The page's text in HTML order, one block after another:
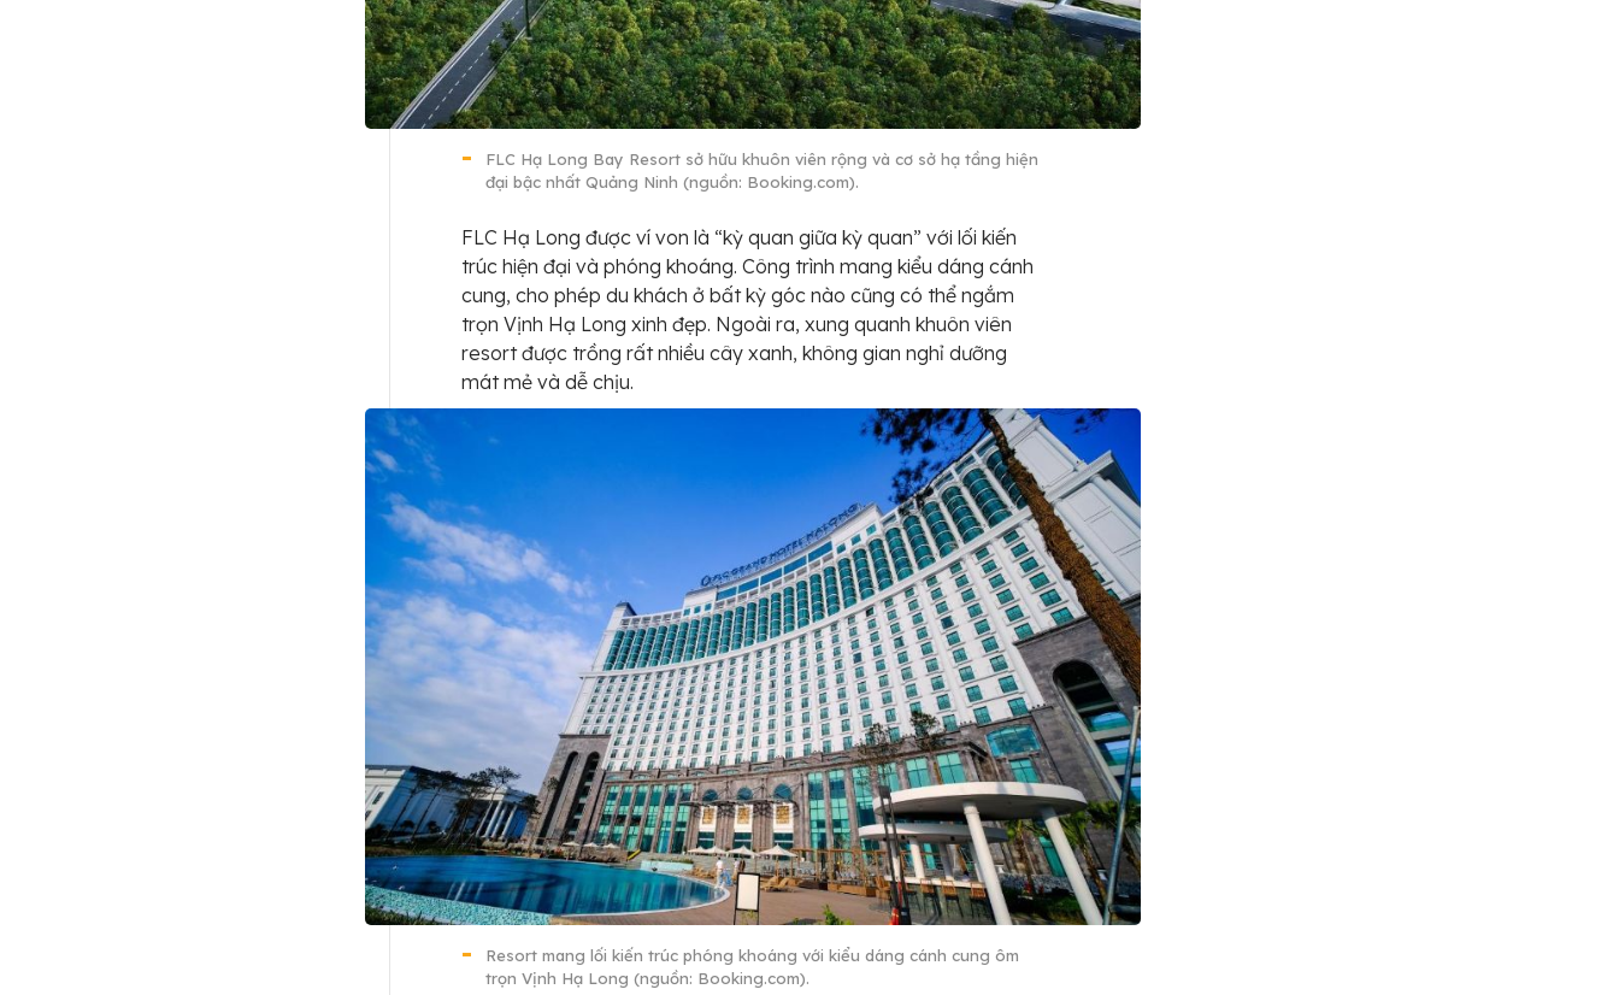
FLC Hạ Long Bay Resort sở hữu khuôn viên rộng và cơ sở hạ tầng hiện
đại bậc nhất Quảng Ninh (nguồn: Booking.com).
FLC Hạ Long được ví von là “kỳ quan giữa kỳ quan” với lối kiến
trúc hiện đại và phóng khoáng. Công trình mang kiểu dáng cánh
cung, cho phép du khách ở bất kỳ góc nào cũng có thể ngắm
trọn Vịnh Hạ Long xinh đẹp. Ngoài ra, xung quanh khuôn viên
resort được trồng rất nhiều cây xanh, không gian nghỉ dưỡng
mát mẻ và dễ chịu.
Resort mang lối kiến trúc phóng khoáng với kiểu dáng cánh cung ôm
trọn Vịnh Hạ Long (nguồn: Booking.com).